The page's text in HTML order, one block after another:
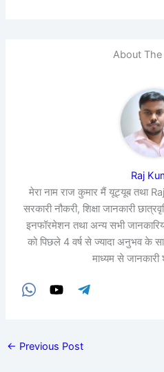
About
Raj
मेरा नाम राज कुमार मैं यूट्यूब तथा
सरकारी नौकरी, शिक्षा जानकारी
इनफॉरमेशन तथा अन्य सभी
को पिछले 4 वर्ष से ज्यादा अनुभव के
माध्यम से
← Previous Post